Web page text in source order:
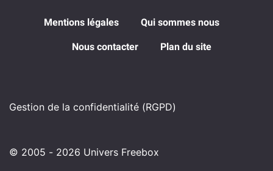
Mentions légales Qui sommes nous
Nous contacter Plan du site
Gestion de la confidentialité (RGPD)
© 2005 - 2026 Univers Freebox